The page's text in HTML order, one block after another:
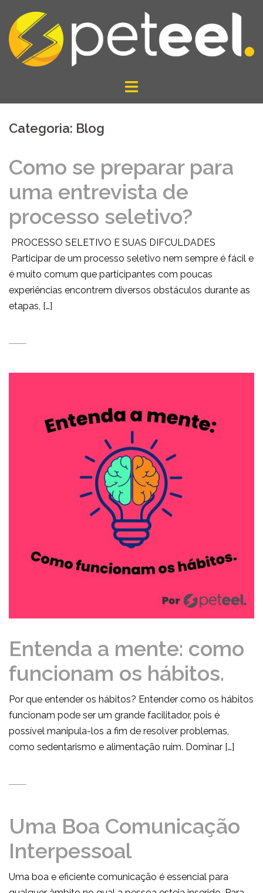
para
conteúdo
Categoria: Blog
Como se preparar para
uma entrevista de
processo seletivo?
PROCESSO SELETIVO E SUAS DIFCULDADES
Participar de um processo seletivo nem sempre é fácil e
é muito comum que participantes com poucas
experiências encontrem diversos obstáculos durante as
etapas, […]
Entenda a mente: como
funcionam os hábitos.
Por que entender os hábitos? Entender como os hábitos
funcionam pode ser um grande facilitador, pois é
possível manipula-los a fim de resolver problemas,
como sedentarismo e alimentação ruim. Dominar […]
Uma Boa Comunicação
Interpessoal
Uma boa e eficiente comunicação é essencial para